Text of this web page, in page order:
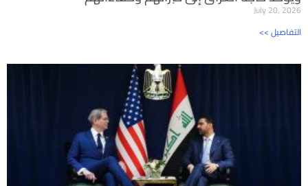
July 20, 2026
<< التفاصيل